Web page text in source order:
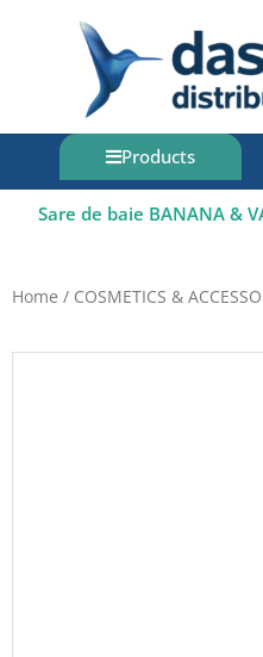
Products
Sare de baie BANANA &
Home / COSMETICS &